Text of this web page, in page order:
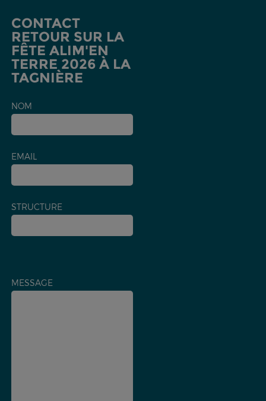
CONTACT
RETOUR SUR LA
FÊTE ALIM'EN
TERRE 2026 À LA
TAGNIÈRE
NOM
EMAIL
STRUCTURE
MESSAGE